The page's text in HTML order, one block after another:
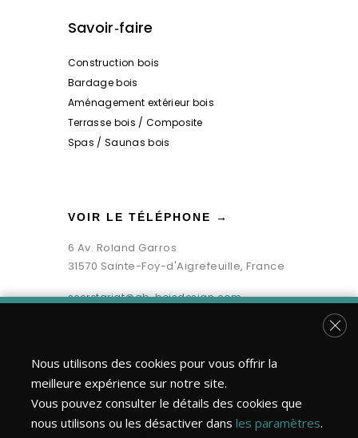
Savoir‑faire
Construction bois
Bardage bois
Aménagement extérieur bois
Terrasse bois / Composite
Spas / Saunas bois
VOIR LE TÉLÉPHONE →
6 Av. Roland Garros
31570 Sainte-Foy-d'Aigrefeuille, France
secretariat@gb-boisdesign.com
Nous utilisons des cookies pour vous offrir la
meilleure expérience sur notre site.
Vous pouvez consulter le détails des cookies que
nous utilisons ou les désactiver dans les paramètres.